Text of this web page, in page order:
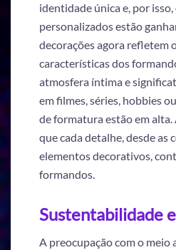
identidade única e, por isso,
personalizados estão
decorações agora refletem
características dos
atmosfera íntima e
em filmes, séries, hobbies
de formatura estão em alta.
que cada detalhe, desde as
elementos decorativos,
formandos.
Sustentabilidade
A preocupação com o meio